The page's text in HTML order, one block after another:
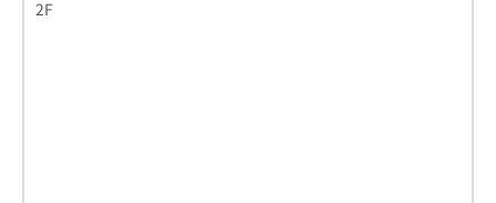
2F